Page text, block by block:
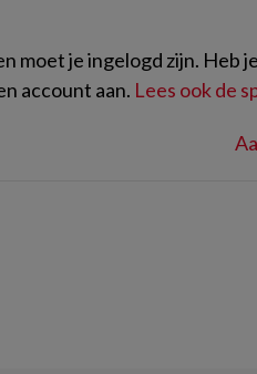
moet je ingelogd zijn. Heb
account aan. Lees ook de